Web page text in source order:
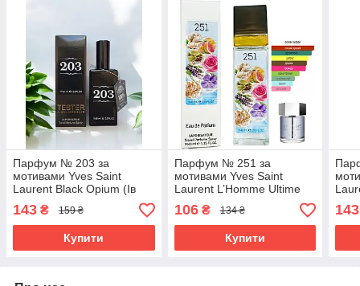
Парфум № 203 за
мотивами Yves Saint
Laurent Black Opium (Ів
Сен Лоран Блек Опіум) 65
мл
143 ₴ 159 ₴
Купити
Парфум № 251 за
мотивами Yves Saint
Laurent L’Homme Ultime
(Ів Сен Лоран Ель Хоум
Ультім) 40 мл ОПТ
106₴ 134 ₴
Купити
143